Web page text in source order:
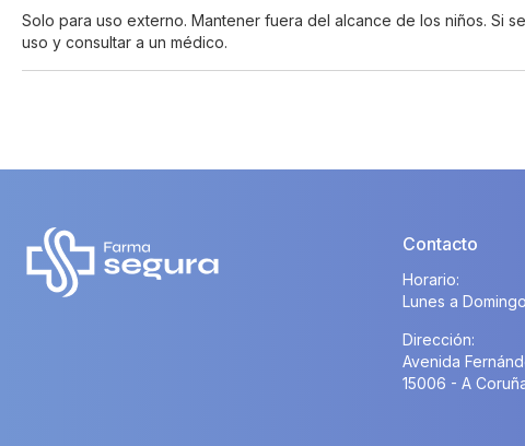
Solo para uso externo. Mantener fuera del alcance de los niños. Si
uso y consultar a un médico.
Contacto
Horario:
Lunes a
Dirección:
Avenida
15006 - A